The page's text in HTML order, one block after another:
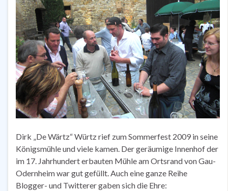
Dirk „De Wärtz“ Würtz rief zum Sommerfest 2009 in seine
Königsmühle und viele kamen. Der geräumige Innenhof der
im 17. Jahrhundert erbauten Mühle am Ortsrand von Gau-
Odernheim war gut gefüllt. Auch eine ganze Reihe
Blogger- und Twitterer gaben sich die Ehre: